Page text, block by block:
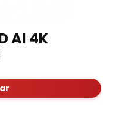
AI 4K